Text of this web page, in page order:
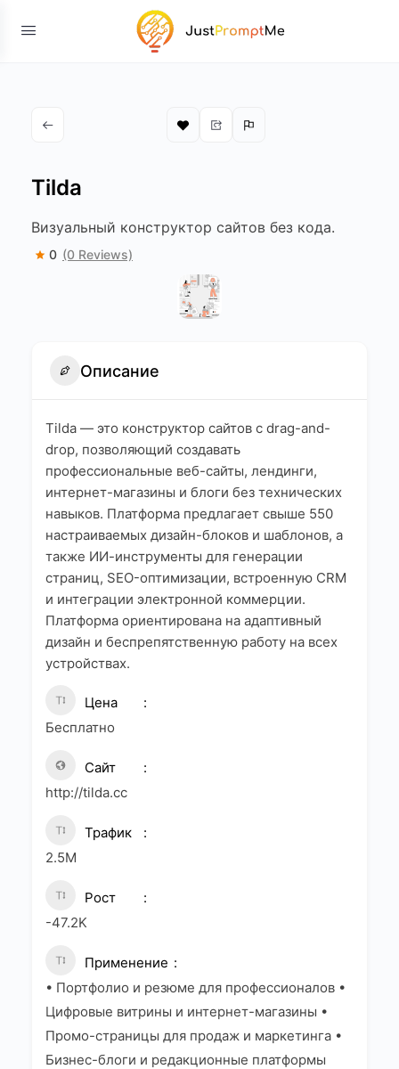
Tilda
Визуальный конструктор сайтов без кода.
0 (0 Reviews)
Описание
Tilda — это конструктор сайтов с drag-and-
drop, позволяющий создавать
профессиональные веб-сайты, лендинги,
интернет-магазины и блоги без технических
навыков. Платформа предлагает свыше 550
настраиваемых дизайн-блоков и шаблонов, а
также ИИ-инструменты для генерации
страниц, SEO-оптимизации, встроенную CRM
и интеграции электронной коммерции.
Платформа ориентирована на адаптивный
дизайн и беспрепятственную работу на всех
устройствах.
Цена
Бесплатно
Сайт
http://tilda.cc
Трафик
2.5M
Рост
-47.2K
Применение
• Портфолио и резюме для профессионалов •
Цифровые витрины и интернет-магазины •
Промо-страницы для продаж и маркетинга •
Бизнес-блоги и редакционные платформы